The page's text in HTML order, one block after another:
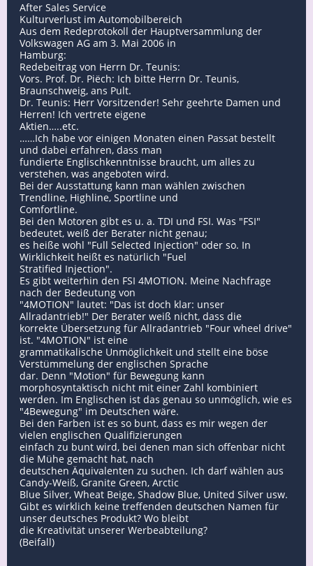
After Sales Service
Kulturverlust im Automobilbereich
Aus dem Redeprotokoll der Hauptversammlung der
Volkswagen AG am 3. Mai 2006 in
Hamburg:
Redebeitrag von Herrn Dr. Teunis:
Vors. Prof. Dr. Piëch: Ich bitte Herrn Dr. Teunis,
Braunschweig, ans Pult.
Dr. Teunis: Herr Vorsitzender! Sehr geehrte Damen und
Herren! Ich vertrete eigene
Aktien…..etc.
……Ich habe vor einigen Monaten einen Passat bestellt
und dabei erfahren, dass man
fundierte Englischkenntnisse braucht, um alles zu
verstehen, was angeboten wird.
Bei der Ausstattung kann man wählen zwischen
Trendline, Highline, Sportline und
Comfortline.
Bei den Motoren gibt es u. a. TDI und FSI. Was "FSI"
bedeutet, weiß der Berater nicht genau;
es heiße wohl "Full Selected Injection" oder so. In
Wirklichkeit heißt es natürlich "Fuel
Stratified Injection".
Es gibt weiterhin den FSI 4MOTION. Meine Nachfrage
nach der Bedeutung von
"4MOTION" lautet: "Das ist doch klar: unser
Allradantrieb!" Der Berater weiß nicht, dass die
korrekte Übersetzung für Allradantrieb "Four wheel drive"
ist. "4MOTION" ist eine
grammatikalische Unmöglichkeit und stellt eine böse
Verstümmelung der englischen Sprache
dar. Denn "Motion" für Bewegung kann
morphosyntaktisch nicht mit einer Zahl kombiniert
werden. Im Englischen ist das genau so unmöglich, wie es
"4Bewegung" im Deutschen wäre.
Bei den Farben ist es so bunt, dass es mir wegen der
vielen englischen Qualifizierungen
einfach zu bunt wird, bei denen man sich offenbar nicht
die Mühe gemacht hat, nach
deutschen Äquivalenten zu suchen. Ich darf wählen aus
Candy-Weiß, Granite Green, Arctic
Blue Silver, Wheat Beige, Shadow Blue, United Silver usw.
Gibt es wirklich keine treffenden deutschen Namen für
unser deutsches Produkt? Wo bleibt
die Kreativität unserer Werbeabteilung?
(Beifall)